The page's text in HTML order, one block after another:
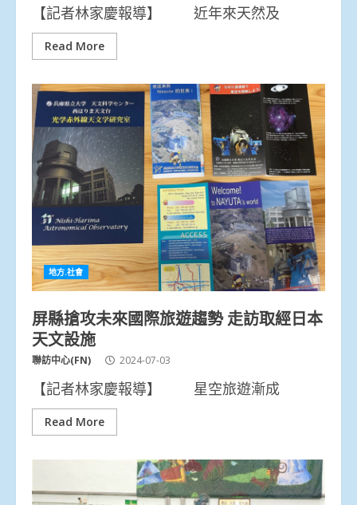
【記者林家慶報導】 近年來天然及
Read More
地方.社會
屏縣搶攻未來國際旅遊趨勢 走訪取經日本
天文設施
聯訪中心(FN) 2024-07-03
【記者林家慶報導】 星空旅遊漸成
Read More